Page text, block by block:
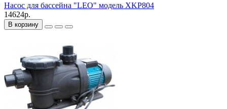
Насос для бассейна "LEO" модель XKP804
14624р.
В корзину